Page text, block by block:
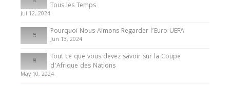
Tous les Temps
Jul 12, 2024
Pourquoi Nous Aimons Regarder l’Euro UEFA
Jun 13, 2024
Tout ce que vous devez savoir sur la Coupe
d’Afrique des Nations
May 10, 2024